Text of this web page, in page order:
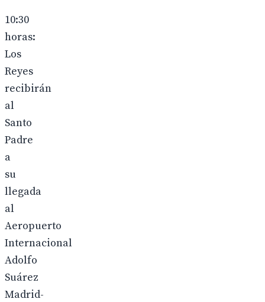
10:30
horas:
Los
Reyes
recibirán
al
Santo
Padre
a
su
llegada
al
Aeropuerto
Internacional
Adolfo
Suárez
Madrid-